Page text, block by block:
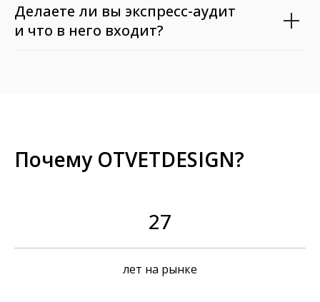
Делаете ли вы экспресс-аудит
и что в него входит?
Почему OTVETDESIGN?
27
лет на рынке